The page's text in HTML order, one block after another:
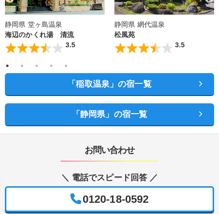
静岡県 堂ヶ島温泉
海辺のかくれ湯 清流
3.5
静岡県 網代温泉
松風苑
3.5
「稲取温泉」の宿一覧
「静岡県」の宿一覧
お問い合わせ
＼ 電話でスピード回答 ／
0120-18-0592